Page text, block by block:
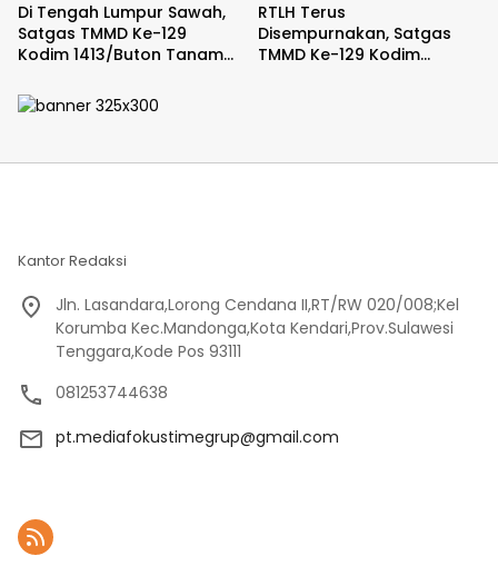
Di Tengah Lumpur Sawah,
Satgas TMMD Ke-129
Kodim 1413/Buton Tanam
Pangan Bersama Warga
RTLH Terus
Disempurnakan, Satgas
TMMD Ke-129 Kodim
Kantor Redaksi
Jln. Lasandara,Lorong Cendana II,RT/RW 020/008;Kel
Korumba Kec.Mandonga,Kota Kendari,Prov.Sulawesi
Tenggara,Kode Pos 93111
081253744638
pt.mediafokustimegrup@gmail.com